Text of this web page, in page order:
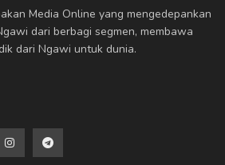
Media Online yang mengedepankan
dari berbagi segmen, membawa
dari Ngawi untuk dunia.